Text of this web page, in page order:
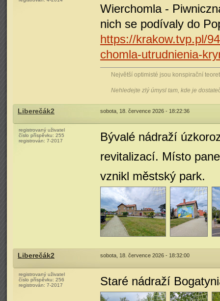
Wierchomla -
nich se podívaly do
https://krakow.tvp.pl/
chomla-utrudnienia-
Největší optimisté jsou konspirační
Nehledejte zlý úmysl tam, kde je
Liberečák2 sobota, 18. července 2026 - 18:22:36
registrovaný uživatel
číslo příspěvku: 255
registrován: 7-2017
Bývalé nádraží
revitalizací. Místo
vznikl městský park.
Liberečák2 sobota, 18. července 2026 - 18:32:00
registrovaný uživatel
číslo příspěvku: 256
registrován: 7-2017 Staré nádraží